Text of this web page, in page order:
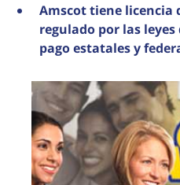
Amscot tiene licencia
regulado por las
pago estatales y